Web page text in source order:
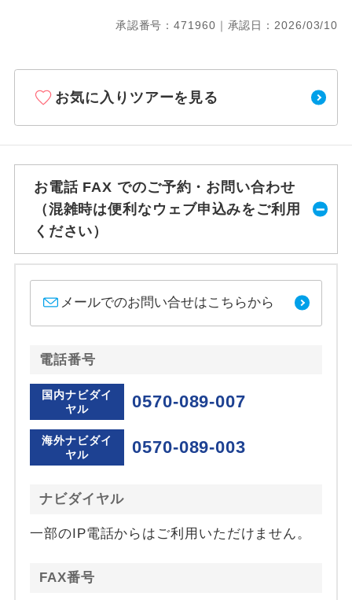
承認番号：471960｜承認日：2026/03/10
お気に入りツアーを見る
お電話 FAX でのご予約・お問い合わせ
（混雑時は便利なウェブ申込みをご利用
ください）
メールでのお問い合せはこちらから
電話番号
国内ナビダイ
ヤル
0570-089-007
海外ナビダイ
ヤル
0570-089-003
ナビダイヤル
一部のIP電話からはご利用いただけません。
FAX番号